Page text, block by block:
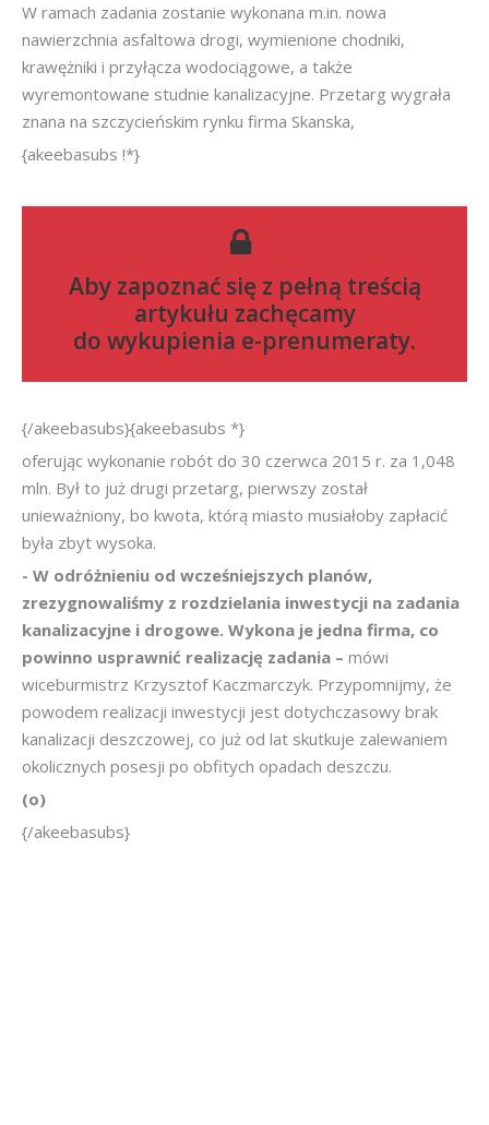
W ramach zadania zostanie wykonana m.in. nowa
nawierzchnia asfaltowa drogi, wymienione chodniki,
krawężniki i przyłącza wodociągowe, a także
wyremontowane studnie kanalizacyjne. Przetarg wygrała
znana na szczycieńskim rynku firma Skanska,
{akeebasubs !*}
Aby zapoznać się z pełną treścią
artykułu zachęcamy
do wykupienia e-prenumeraty.
{/akeebasubs}{akeebasubs *}
oferując wykonanie robót do 30 czerwca 2015 r. za 1,048
mln. Był to już drugi przetarg, pierwszy został
unieważniony, bo kwota, którą miasto musiałoby zapłacić
była zbyt wysoka.
- W odróżnieniu od wcześniejszych planów,
zrezygnowaliśmy z rozdzielania inwestycji na zadania
kanalizacyjne i drogowe. Wykona je jedna firma, co
powinno usprawnić realizację zadania – mówi
wiceburmistrz Krzysztof Kaczmarczyk. Przypomnijmy, że
powodem realizacji inwestycji jest dotychczasowy brak
kanalizacji deszczowej, co już od lat skutkuje zalewaniem
okolicznych posesji po obfitych opadach deszczu.
(o)
{/akeebasubs}